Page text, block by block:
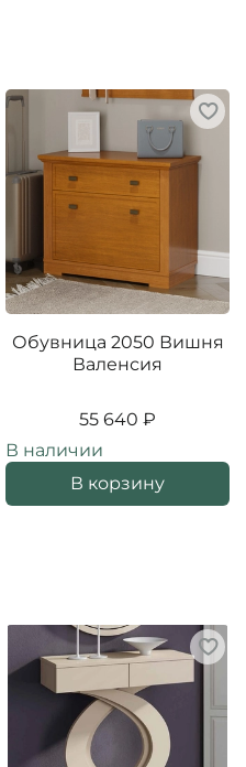
Обувница 2050 Вишня
Валенсия
55 640 ₽
В наличии
В корзину